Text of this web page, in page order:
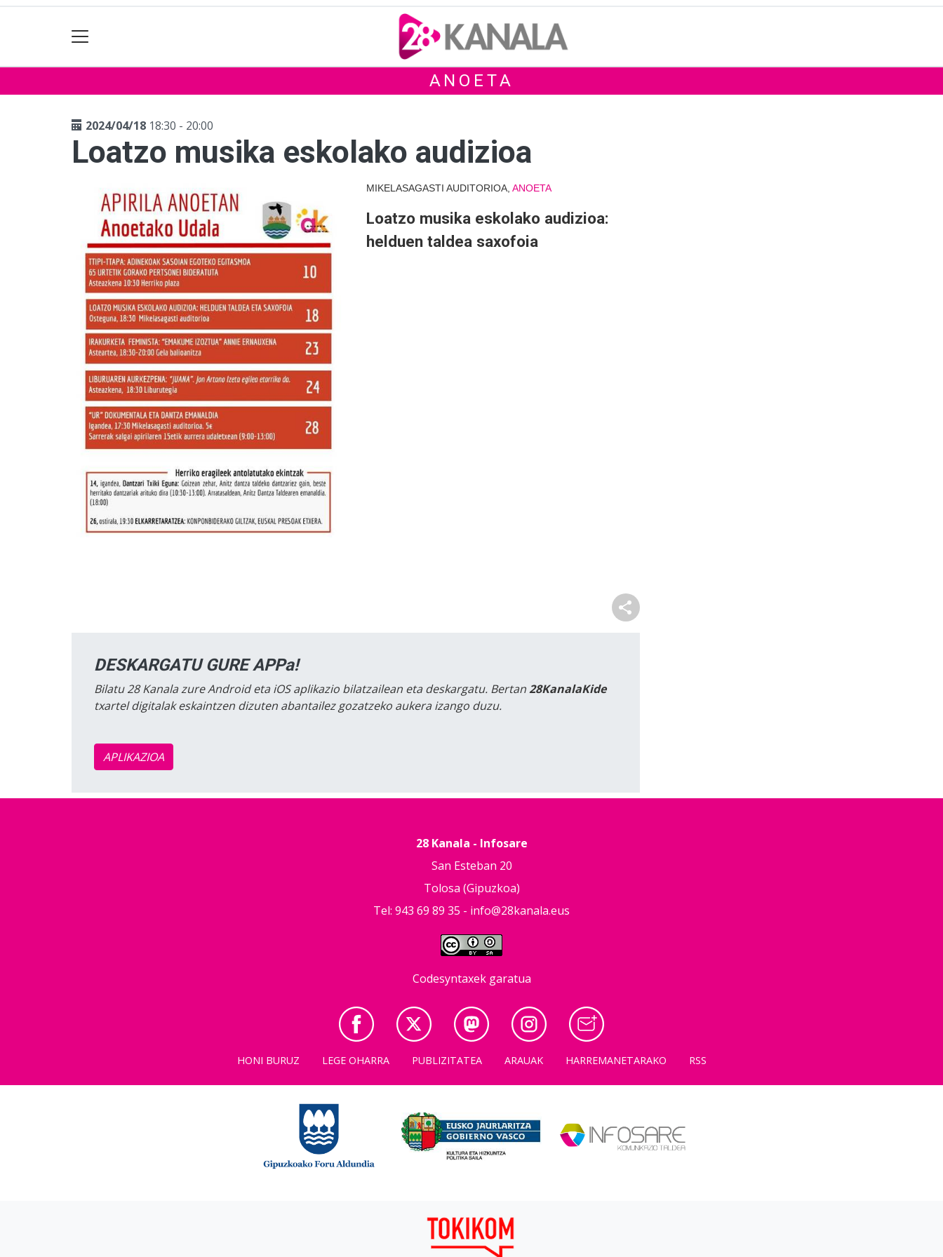
ANOETA
2024/04/18 18:30 - 20:00
Loatzo musika eskolako audizioa
MIKELASAGASTI AUDITORIOA, ANOETA
Loatzo musika eskolako audizioa:
helduen taldea saxofoia
DESKARGATU GURE APPa!
Bilatu 28 Kanala zure Android eta iOS aplikazio bilatzailean eta deskargatu. Bertan28KanalaKide
txartel digitalak eskaintzen dizuten abantailez gozatzeko aukera izango duzu.
APLIKAZIOA
28 Kanala - Infosare
San Esteban 20
Tolosa (Gipuzkoa)
Tel: 943 69 89 35 - info@28kanala.eus
Codesyntaxek garatua
HONI BURUZ LEGE OHARRA PUBLIZITATEA ARAUAK HARREMANETARAKO RSS